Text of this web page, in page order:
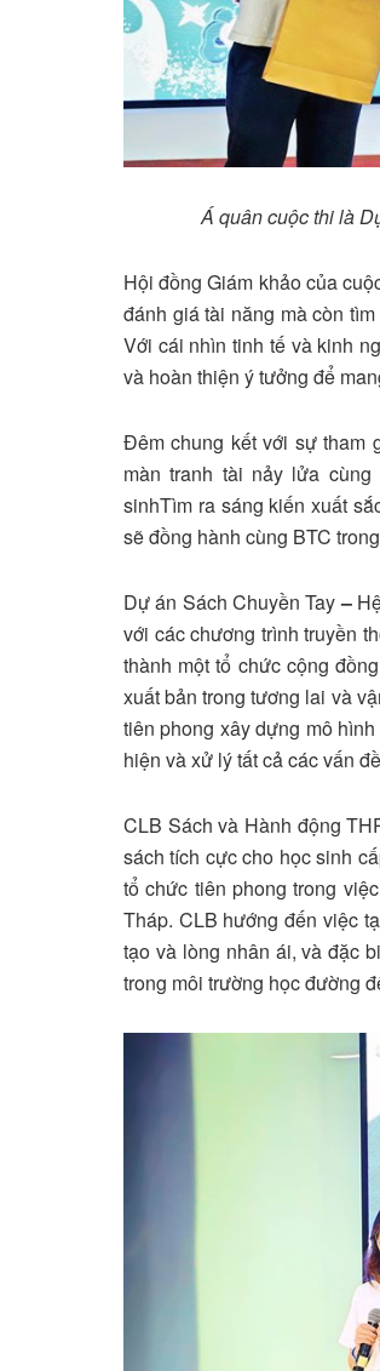
Á quân cuộc thi là
Hội đồng Giám khảo của
đánh giá tài năng mà còn
Với cái nhìn tinh tế và kinh
và hoàn thiện ý tưởng để
Đêm chung kết với sự tham
màn tranh tài nảy lửa
sinhTìm ra sáng kiến xuất
sẽ đồng hành cùng BTC
Dự án Sách Chuyền Tay–
với các chương trình truyền
thành một tổ chức cộng
xuất bản trong tương lai và
tiên phong xây dựng mô
hiện và xử lý tất cả các vấn
CLB Sách và Hành động
sách tích cực cho học sinh
tổ chức tiên phong trong
Tháp. CLB hướng đến việc
tạo và lòng nhân ái, và đặc
trong môi trường học đường